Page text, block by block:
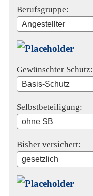
Berufsgruppe:
Gewünschter Schutz:
Selbstbeteiligung:
Bisher versichert: